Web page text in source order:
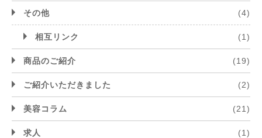
その他 (4)
相互リンク (1)
商品のご紹介 (19)
ご紹介いただきました (2)
美容コラム (21)
求人 (1)